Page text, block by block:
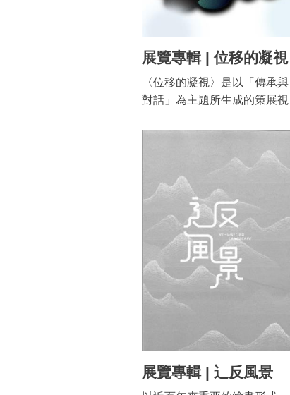
時，分析處於身分模糊/重疊的
「故鄉」、「異鄉」曖昧的土
地身分，呈顯何種交混的國族
認同。
展覽專輯 | 位移的凝視
〈位移的凝視〉是以「傳承與
對話」為主題所生成的策展視
嘉義有著文化地域上的緊密關
聯之外，各自又交會於建構在
親情、師生與以藝會友的關係
層面。 藝術家張義雄（1914-
2016）與江寶珠（1917-
2003）形塑出台灣美術現代性
進程的發展想像，以及在當時
對於憧憬成為「畫家」的理想
性職志狀態。而陳哲（1937-）
與侯俊明（1963-），因高中美
係，兩者從同樣以身體為表現
的作品，顯現創作觀念與本質
的差異，同時也間接從作品觀
念投射出，兩種對於體制截然
展覽專輯 | 辶反風景